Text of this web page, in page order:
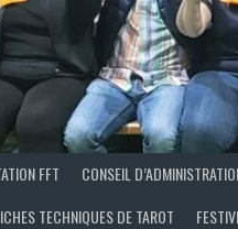
FFT CONSEIL
TECHNIQUES DE TAROT